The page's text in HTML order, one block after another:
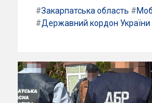
#Закарпатська область #
#Державний кордон України